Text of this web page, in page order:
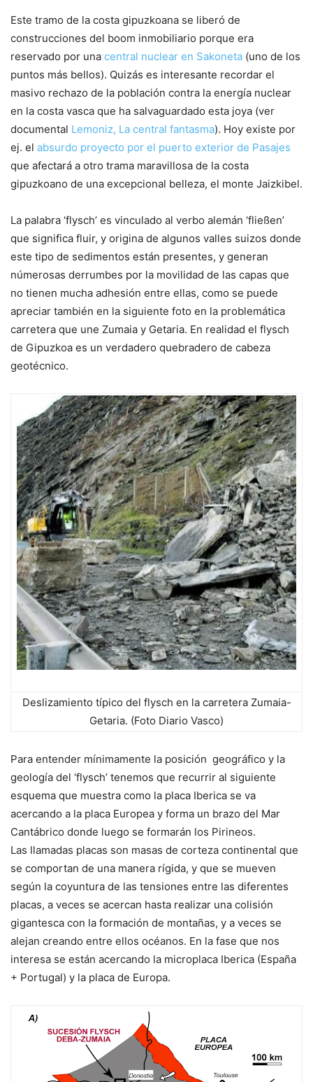
Este tramo de la costa gipuzkoana se liberó de
construcciones del boom inmobiliario porque era
reservado por una central nuclear en Sakoneta (uno de los
puntos más bellos). Quizás es interesante recordar el
masivo rechazo de la población contra la energía nuclear
en la costa vasca que ha salvaguardado esta joya (ver
documental Lemoniz, La central fantasma). Hoy existe por
ej. el absurdo proyecto por el puerto exterior de Pasajes
que afectará a otro trama maravillosa de la costa
gipuzkoano de una excepcional belleza, el monte Jaizkibel.
La palabra ‘flysch’ es vinculado al verbo alemán ‘fließen’
que significa fluir, y origina de algunos valles suizos donde
este tipo de sedimentos están presentes, y generan
númerosas derrumbes por la movilidad de las capas que
no tienen mucha adhesión entre ellas, como se puede
apreciar también en la siguiente foto en la problemática
carretera que une Zumaia y Getaria. En realidad el flysch
de Gipuzkoa es un verdadero quebradero de cabeza
geotécnico.
Deslizamiento típico del flysch en la carretera Zumaia-
Getaria. (Foto Diario Vasco)
Para entender mínimamente la posición geográfico y la
geología del ‘flysch’ tenemos que recurrir al siguiente
esquema que muestra como la placa Iberica se va
acercando a la placa Europea y forma un brazo del Mar
Cantábrico donde luego se formarán los Pirineos.
Las llamadas placas son masas de corteza continental que
se comportan de una manera rígida, y que se mueven
según la coyuntura de las tensiones entre las diferentes
placas, a veces se acercan hasta realizar una colisión
gigantesca con la formación de montañas, y a veces se
alejan creando entre ellos océanos. En la fase que nos
interesa se están acercando la microplaca Iberica (España
+ Portugal) y la placa de Europa.